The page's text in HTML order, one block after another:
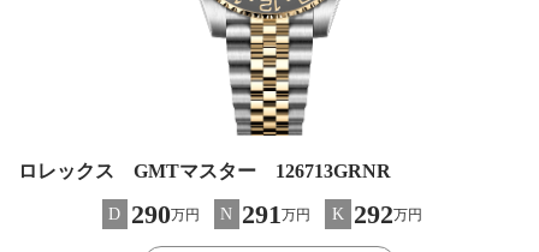
ロレックス GMTマスター 126713GRNR
D 290万円 N 291万円 K 292万円